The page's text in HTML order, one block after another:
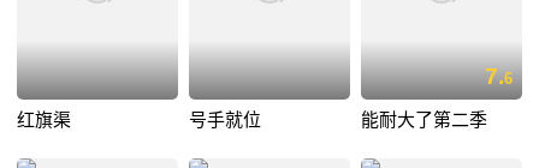
红旗渠 号手就位
7.6
能耐大了第二季